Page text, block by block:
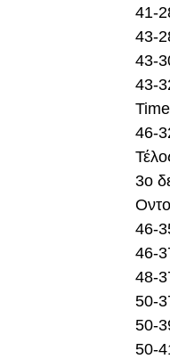
41-
43-
43-
43-
46-
3ο
46-
46-
48-
50-
50-
50-